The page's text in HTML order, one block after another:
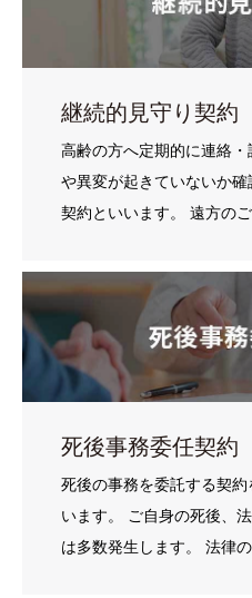
継続的見守り契約
高齢の方へ定期的に連絡
や異変が起きていないか
契約といいます。 遠方の
死後事務委任契約
死後の事務を委託する契
います。 ご自身の死後、
は多数発生します。 法律